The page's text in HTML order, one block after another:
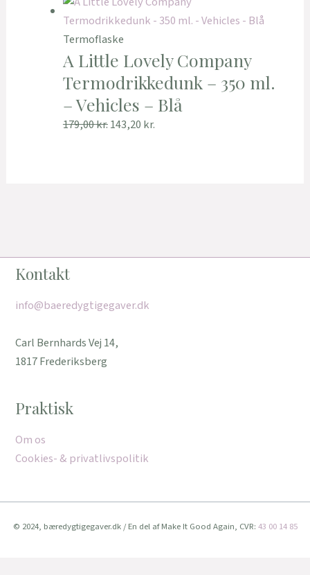
Termoflaske
A Little Lovely Company
Termodrikkedunk – 350 ml.
– Vehicles – Blå
179,00kr.143,20 kr.
Kontakt
info@baeredygtigegaver.dk
Carl Bernhards Vej 14,
1817 Frederiksberg
Praktisk
Om os
Cookies- & privatlivspolitik
© 2024, bæredygtigegaver.dk / En del af Make It Good Again, CVR: 43 00 14 85